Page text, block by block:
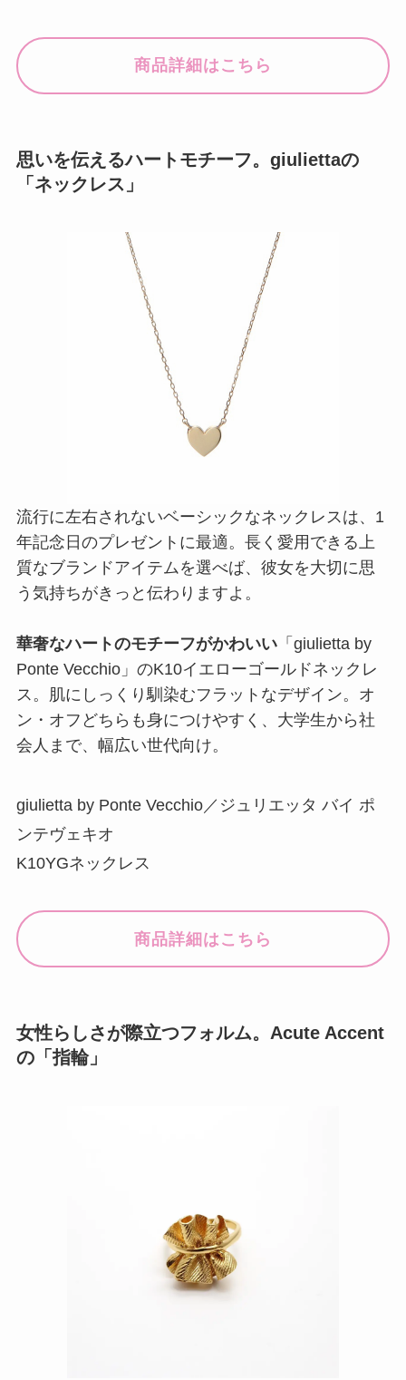
商品詳細はこちら
思いを伝えるハートモチーフ。giuliettaの
「ネックレス」
流行に左右されないベーシックなネックレスは、1
年記念日のプレゼントに最適。長く愛用できる上
質なブランドアイテムを選べば、彼女を大切に思
う気持ちがきっと伝わりますよ。
華奢なハートのモチーフがかわいい「giulietta by
Ponte Vecchio」のK10イエローゴールドネックレ
ス。肌にしっくり馴染むフラットなデザイン。オ
ン・オフどちらも身につけやすく、大学生から社
会人まで、幅広い世代向け。
giulietta by Ponte Vecchio／ジュリエッタ バイ ポ
ンテヴェキオ
K10YGネックレス
商品詳細はこちら
女性らしさが際立つフォルム。Acute Accent
の「指輪」